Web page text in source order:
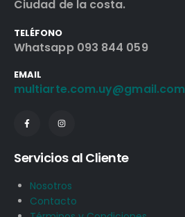
Ciudad de la costa.
TELÉFONO
Whatsapp 093 844 059
EMAIL
multiarte.com.uy@gmail.com
Servicios al Cliente
Nosotros
Contacto